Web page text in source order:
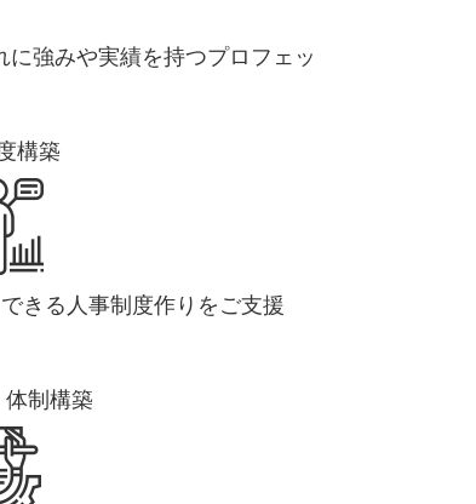
強みや実績を持つプロフェッ
構築
きる人事制度作りをご支援
体制構築